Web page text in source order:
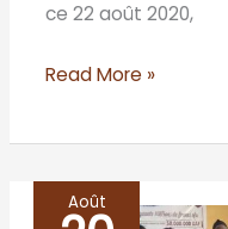
ce 22 août 2020,
Read More »
Août